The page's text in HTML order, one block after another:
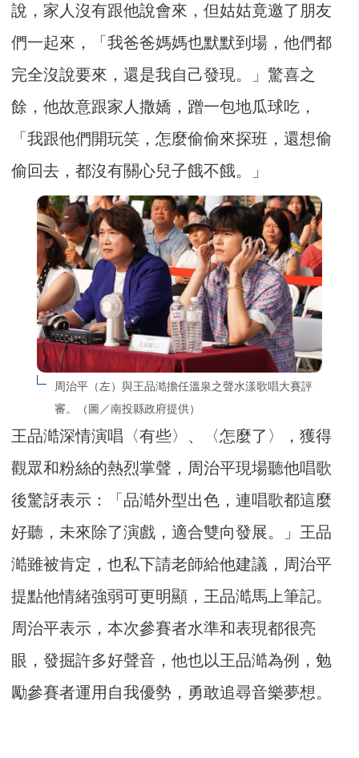
說，家人沒有跟他說會來，但姑姑竟邀了朋友
們一起來，「我爸爸媽媽也默默到場，他們都
完全沒說要來，還是我自己發現。」驚喜之
餘，他故意跟家人撒嬌，蹭一包地瓜球吃，
「我跟他們開玩笑，怎麼偷偷來探班，還想偷
偷回去，都沒有關心兒子餓不餓。」
周治平（左）與王品澔擔任溫泉之聲水漾歌唱大賽評
審。（圖／南投縣政府提供）
王品澔深情演唱〈有些〉、〈怎麼了〉，獲得
觀眾和粉絲的熱烈掌聲，周治平現場聽他唱歌
後驚訝表示：「品澔外型出色，連唱歌都這麼
好聽，未來除了演戲，適合雙向發展。」王品
澔雖被肯定，也私下請老師給他建議，周治平
提點他情緒強弱可更明顯，王品澔馬上筆記。
周治平表示，本次參賽者水準和表現都很亮
眼，發掘許多好聲音，他也以王品澔為例，勉
勵參賽者運用自我優勢，勇敢追尋音樂夢想。